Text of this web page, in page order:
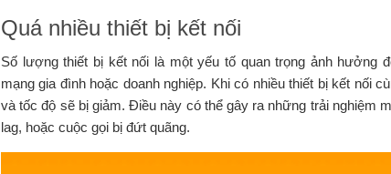
Quá nhiều thiết bị kết nối
Số lượng thiết bị kết nối là một yếu tố quan trọng ảnh hưởng
mạng gia đình hoặc doanh nghiệp. Khi có nhiều thiết bị kết nối
và tốc độ sẽ bị giảm. Điều này có thể gây ra những trải nghiệm
lag, hoặc cuộc gọi bị đứt quãng.